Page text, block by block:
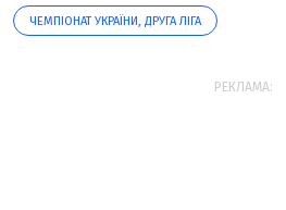
ЧЕМПІОНАТ УКРАЇНИ, ДРУГА ЛІГА
РЕКЛАМА: